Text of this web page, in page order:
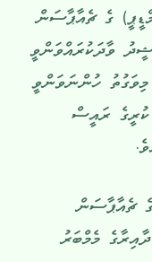
ގެ ޗެއާޕާސަން
ވާދަކުރައްވަންވީ
ހުންނަވަންވީ
ކުރީގެ ރައީސް
ޗެއާޕާސަން
މެމްބަރު